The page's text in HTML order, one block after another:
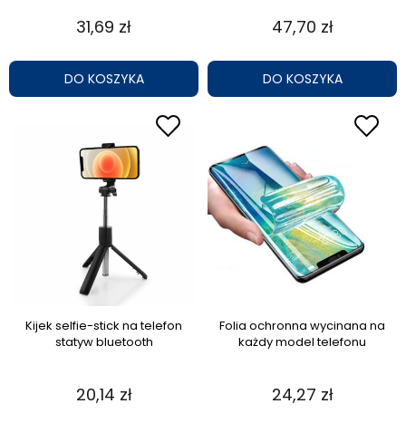
31,69 zł
DO KOSZYKA
47,70 zł
DO KOSZYKA
Kijek selfie-stick na telefon
statyw bluetooth
20,14 zł
Folia ochronna wycinana na
każdy model telefonu
24,27 zł